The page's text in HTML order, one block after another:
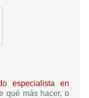
especialista en
qué más hacer, o